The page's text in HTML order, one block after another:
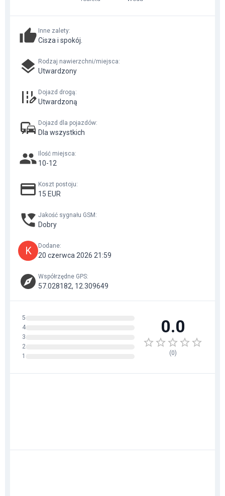
Inne zalety:
Cisza i spokój.
Rodzaj nawierzchni/miejsca:
Utwardzony
Dojazd drogą:
Utwardzoną
Dojazd dla pojazdów:
Dla wszystkich
Ilość miejsca:
10-12
Koszt postoju:
15 EUR
Jakość sygnału GSM :
Dobry
K Dodane:
20 czerwca 2026 21:59
Współrzędne GPS:
57.028182, 12.309649
5
4
3
2
1
0.0
(0)